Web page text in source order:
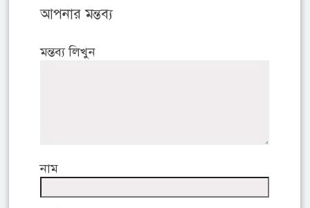
আপনার মন্তব্য
মন্তব্য লিখুন
নাম